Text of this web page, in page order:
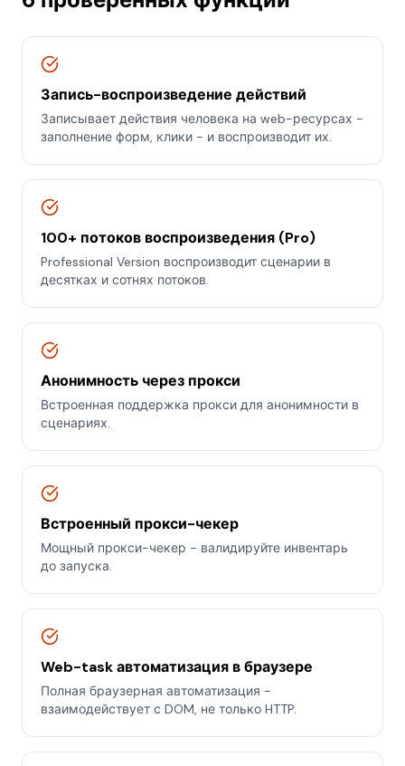
Запись-воспроизведение действий
Записывает действия человека на web-ресурсах -
заполнение форм, клики - и воспроизводит их.
100+ потоков воспроизведения (Pro)
Professional Version воспроизводит сценарии в
десятках и сотнях потоков.
Анонимность через прокси
Встроенная поддержка прокси для анонимности в
сценариях.
Встроенный прокси-чекер
Мощный прокси-чекер - валидируйте инвентарь
до запуска.
Web-task автоматизация в браузере
Полная браузерная автоматизация -
взаимодействует с DOM, не только HTTP.